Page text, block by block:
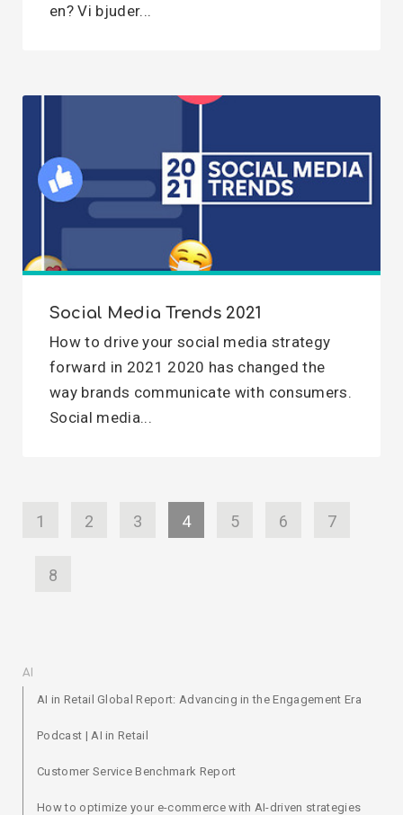
en? Vi bjuder...
Social Media Trends 2021
How to drive your social media strategy
forward in 2021 2020 has changed the
way brands communicate with consumers.
Social media...
1 2 3 4 5 6 7
8
AI
AI in Retail Global Report: Advancing in the Engagement Era
Podcast | AI in Retail
Customer Service Benchmark Report
How to optimize your e-commerce with AI-driven strategies